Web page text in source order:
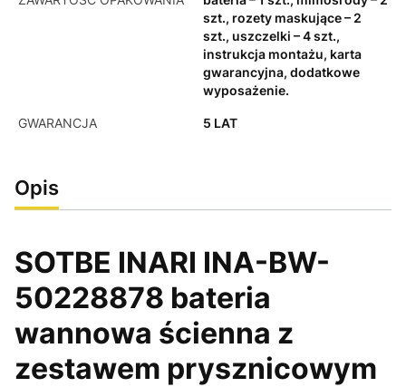
szt., rozety maskujące – 2
szt., uszczelki – 4 szt.,
instrukcja montażu, karta
gwarancyjna, dodatkowe
wyposażenie.
GWARANCJA 5 LAT
Opis
SOTBE INARI INA-BW-
50228878 bateria
wannowa ścienna z
zestawem prysznicowym